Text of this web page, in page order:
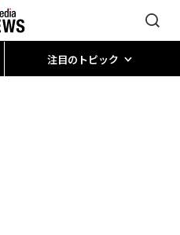
注目のトピック